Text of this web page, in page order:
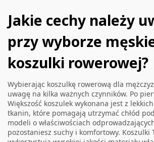
Jakie cechy należy
przy wyborze
koszulki rowerowej?
Wybierając koszulkę rowerową dla
uwagę na kilka ważnych czynników. Po
Większość koszulek wykonana jest z
tkanin, które pomagają utrzymać chłód
modeli o właściwościach
pozostaniesz suchy i komfortowy. Koszulki